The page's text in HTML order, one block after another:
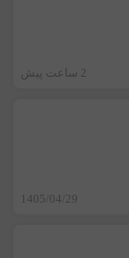
2 ساعت پیش
1405/04/29